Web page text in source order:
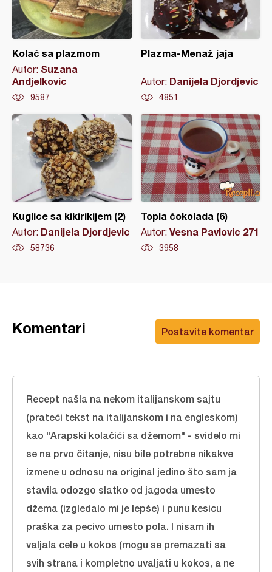
Kolač sa plazmom
Autor: Suzana
Andjelkovic
9587
Plazma-Menaž jaja
Autor: Danijela Djordjevic
4851
Kuglice sa kikirikijem (2)
Autor: Danijela Djordjevic
58736
Topla čokolada (6)
Autor: Vesna Pavlovic 271
3958
Postavite komentar
Komentari
Recept našla na nekom italijanskom sajtu
(prateći tekst na italijanskom i na engleskom)
kao "Arapski kolačići sa džemom" - svidelo mi
se na prvo čitanje, nisu bile potrebne nikakve
izmene u odnosu na original jedino što sam ja
stavila odozgo slatko od jagoda umesto
džema (izgledalo mi je lepše) i punu kesicu
praška za pecivo umesto pola. I nisam ih
valjala cele u kokos (mogu se premazati sa
svih strana i kompletno uvaljati u kokos, a ne